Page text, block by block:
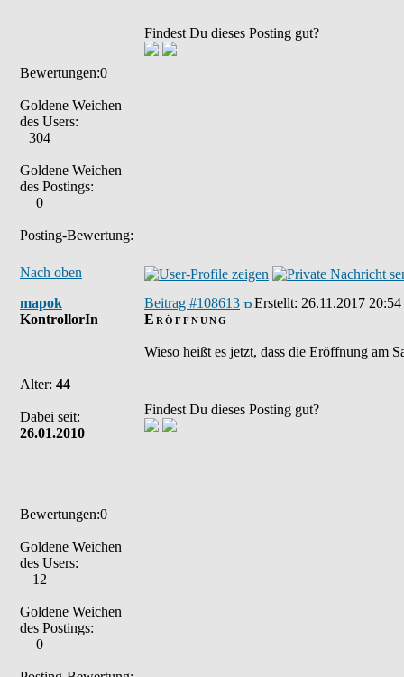
Bewertungen:0
Goldene Weichen
des Users:
304
Goldene Weichen
des Postings:
0
Posting-Bewertung:
Findest Du dieses Posting gut?
Nach oben
mapok
KontrollorIn
Alter: 44
Dabei seit:
26.01.2010
Bewertungen:0
Goldene Weichen
des Users:
12
Goldene Weichen
des Postings:
0
Beitrag #108613 Erstellt: 26.11.2017 20:54
Eröffnung
Wieso heißt es jetzt, dass die Eröffnung am
Findest Du dieses Posting gut?